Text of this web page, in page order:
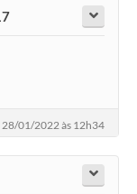
28/01/2022 às 12h34